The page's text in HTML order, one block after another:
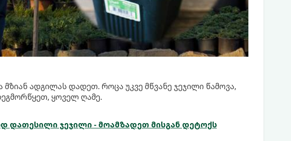
ადგილას დადეთ. როცა უკვე მწვანე ჯეჯილი წამოვა,
ყოველ ღამე.
დათესილი ჯეჯილი - მოამზადეთ მისგან დეტოქს